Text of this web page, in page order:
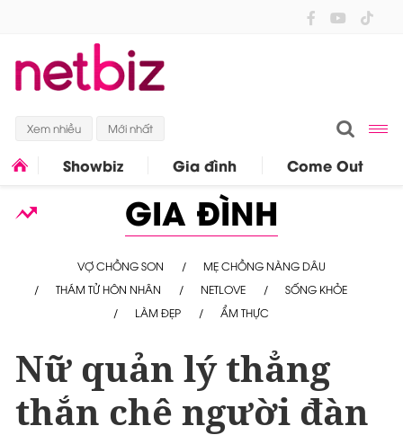
Xem nhiều Mới nhất
Showbiz Gia đình Come Out
GIA ĐÌNH
VỢ CHỒNG SON
MẸ CHỒNG NÀNG DÂU
THÁM TỬ HÔN NHÂN
NETLOVE
SỐNG KHỎE
LÀM ĐẸP
ẨM THỰC
Nữ quản lý thẳng
thắn chê người đàn